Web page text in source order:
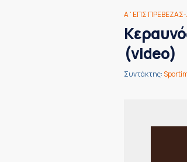
Α΄ΕΠΣ
(video)
Συντάκτης: